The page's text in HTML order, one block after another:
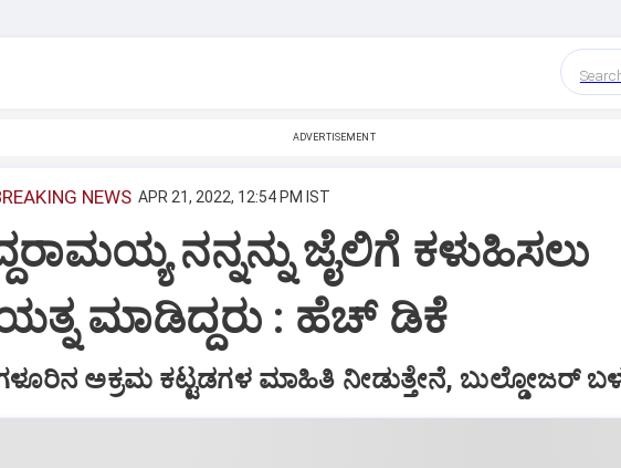
ADVERTISEMENT
NEWS APR 21, 2022, 12:54 PM IST
ನನ್ನನ್ನು ಜೈಲಿಗೆ ಕಳುಹಿಸಲು
ಮಾಡಿದ್ದರು : ಹೆಚ್ ಡಿಕೆ
ಅಕ್ರಮ ಕಟ್ಟಡಗಳ ಮಾಹಿತಿ ನೀಡುತ್ತೇನೆ, ಬುಲ್ಡೋಜರ್